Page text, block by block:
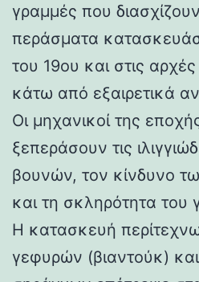
γραμμές που
περάσματα
του 19ου και στις
κάτω από εξαιρετικά
Οι μηχανικοί της
ξεπεράσουν τις
βουνών, τον κίνδυνο
και τη σκληρότητα του
Η κατασκευή
γεφυρών (βιαντούκ)